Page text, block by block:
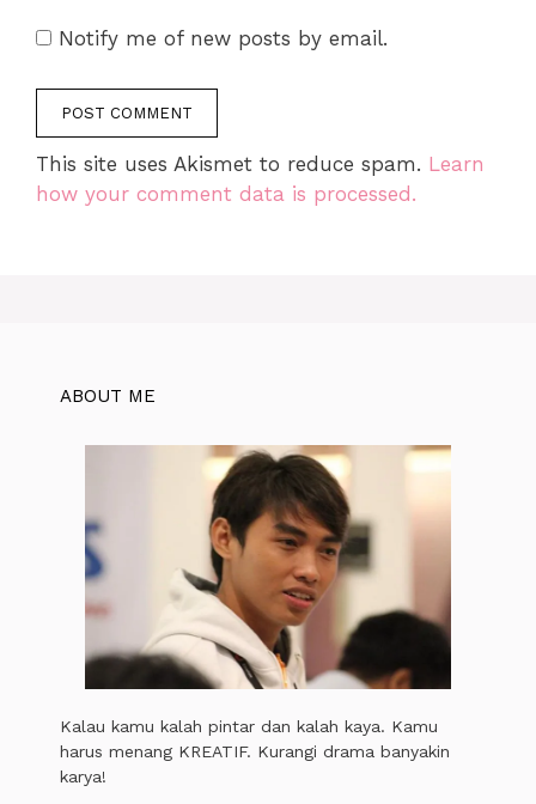
Notify me of new posts by email.
This site uses Akismet to reduce spam. Learn
how your comment data is processed.
ABOUT ME
Kalau kamu kalah pintar dan kalah kaya. Kamu
harus menang KREATIF. Kurangi drama banyakin
karya!